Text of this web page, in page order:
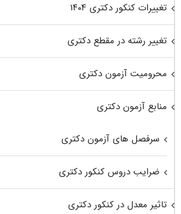
تغییرات کنکور دکتری ۱۴۰۴
تغییر رشته در مقطع دکتری
محرومیت آزمون دکتری
منابع آزمون دکتری
سرفصل های آزمون دکتری
ضرایب دروس کنکور دکتری
تاثیر معدل در کنکور دکتری